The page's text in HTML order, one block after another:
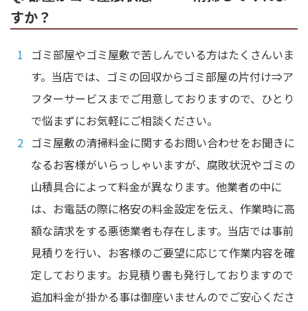
すか？
ゴミ部屋やゴミ屋敷で苦しんでいる方はたくさんいま
す。当店では、ゴミの回収からゴミ部屋の片付け⇒ア
フターサービスまでご用意しておりますので、ひとり
で悩まずにお気軽にご相談ください。
ゴミ屋敷の清掃料金に関するお問い合わせをお聞きに
なるお客様がいらっしゃいますが、腐敗状況やゴミの
山積具合によって料金が異なります。他業者の中に
は、お電話の際に格安の料金設定を伝え、作業時に高
額な請求をする悪徳業者も存在します。当店では事前
見積りを行い、お客様のご要望に応じて作業内容を確
定しております。お見積り書も発行しておりますので
追加料金が掛かる事は御座いませんのでご安心くださ